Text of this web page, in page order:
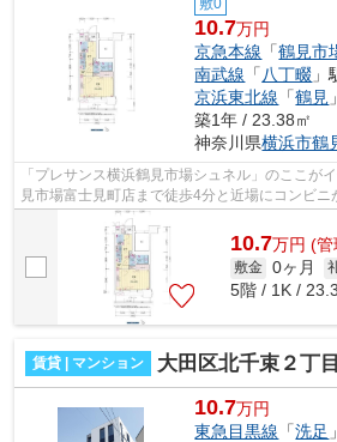
敷0
10.7万円
京急本線 「鶴見市
南武線 「 八丁畷 」
京浜東北線 「鶴見
築1年 / 23.38㎡
神奈川県横浜市鶴
「プレサンス横浜鶴見市場シュネル」のここが
見市場富士見町店まで徒歩4分と近場にコンビ
らはマンションタイプになります。築1...
10.7万円 (管
敷金 0ヶ月
5階 / 1K /
賃貸 | マンション 大田区北千束２丁
10.7万円
東急目黒線 「洗足